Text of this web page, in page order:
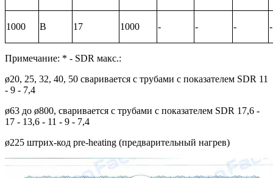
1000 В 17 1000 - - - -
Примечание: * - SDR макс.:
ø20, 25, 32, 40, 50 сваривается с трубами с показателем SDR 11
- 9 - 7,4
ø63 до ø800, сваривается с трубами с показателем SDR 17,6 -
17 - 13,6 - 11 - 9 - 7,4
ø225 штрих-код pre-heating (предварительный нагрев)